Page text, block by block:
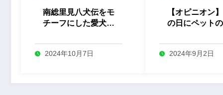
南総里見八犬伝をモ
チーフにした愛犬と
セサリー「八心 -
Yashin- 」
2024年10月7日
【オピニオン
の日にペット
助努力
2024年9月2日